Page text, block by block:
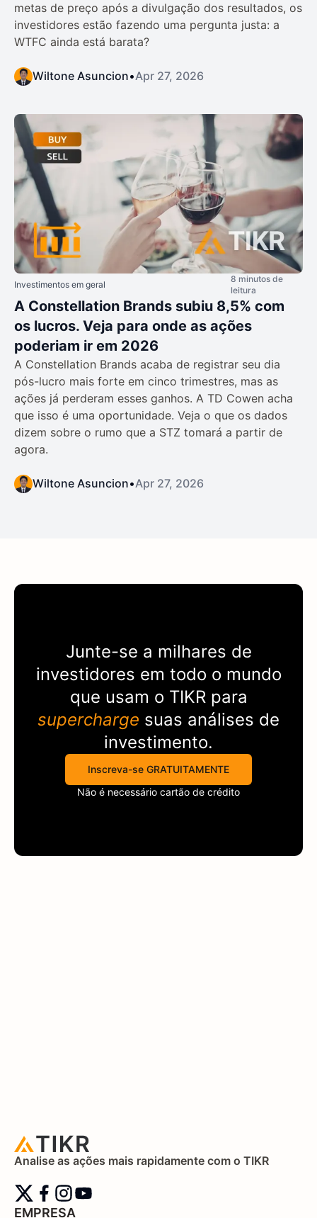
metas de preço após a divulgação dos resultados, os
investidores estão fazendo uma pergunta justa: a
WTFC ainda está barata?
Wiltone Asuncion•Apr 27, 2026
Investimentos em geral
8 minutos de
leitura
A Constellation Brands subiu 8,5% com
os lucros. Veja para onde as ações
poderiam ir em 2026
A Constellation Brands acaba de registrar seu dia
pós-lucro mais forte em cinco trimestres, mas as
ações já perderam esses ganhos. A TD Cowen acha
que isso é uma oportunidade. Veja o que os dados
dizem sobre o rumo que a STZ tomará a partir de
agora.
Wiltone Asuncion•Apr 27, 2026
Junte-se a milhares de
investidores em todo o mundo
que usam o TIKRpara
supercharge suas análises de
investimento.
Inscreva-se GRATUITAMENTE
Não é necessário cartão de crédito
Analise as ações mais rapidamente com o TIKR
EMPRESA